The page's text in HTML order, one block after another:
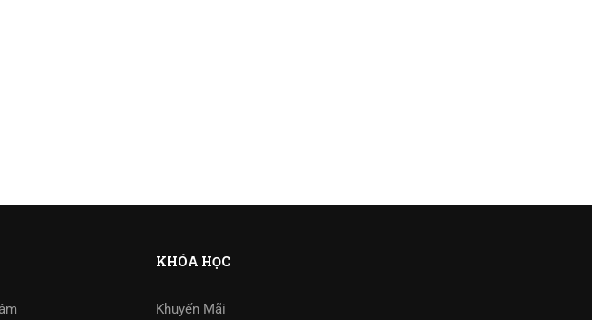
KHÓA HỌC
Khuyến Mãi